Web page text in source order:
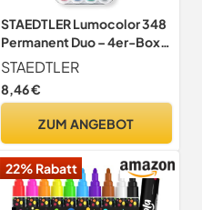
STAEDTLER Lumocolor 348
Permanent Duo – 4er-Box,
0,6 & 1,5 mm
STAEDTLER
8,46 €
ZUM ANGEBOT
22% Rabatt